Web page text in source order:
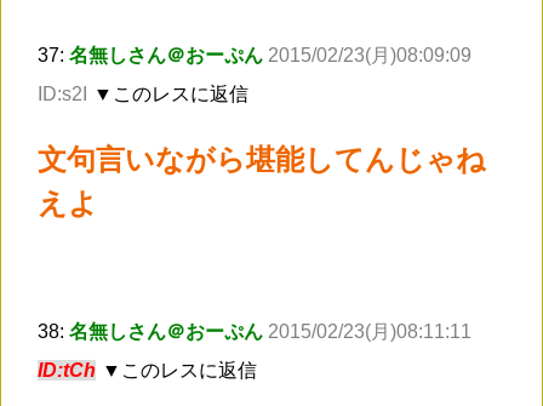
37: 名無しさん＠おーぷん 2015/02/23(月)08:09:09
ID:s2I
▼このレスに返信
文句言いながら堪能してんじゃね
えよ
38: 名無しさん＠おーぷん 2015/02/23(月)08:11:11
ID:tCh ▼このレスに返信